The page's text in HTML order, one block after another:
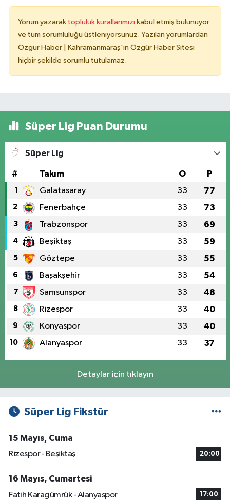
Yorum yazarak topluluk kurallarımızı kabul etmiş bulunuyor
ve tüm sorumluluğu üstleniyorsunuz. Yazılan yorumlardan
Özgür Haber | Kahramanmaraş'ın Özgür Haber Sitesi
hiçbir şekilde sorumlu tutulamaz.
Süper Lig Puan Durumu
Süper Lig
# Takım O P
1 Galatasaray 33 77
2 Fenerbahçe 33 73
3 Trabzonspor 33 69
4 Beşiktaş 33 59
5 Göztepe 33 55
6 Başakşehir 33 54
7 Samsunspor 33 48
8 Rizespor 33 40
9 Konyaspor 33 40
10 Alanyaspor 33 37
Detaylar için tıklayın
Süper Lig Fikstür
15 Mayıs, Cuma
Rizespor - Beşiktaş
20:00
16 Mayıs, Cumartesi
Fatih Karagümrük - Alanyaspor
17:00